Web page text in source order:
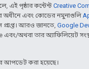
এই পৃষ্ঠার কন্টেন্ট Creative
অধীনে এবং কোডের নমুনাগুলি
প্রাপ্ত। আরও জানতে, Google
অথবা তার অ্যাফিলিয়েট
আপডেট করা হয়েছে।